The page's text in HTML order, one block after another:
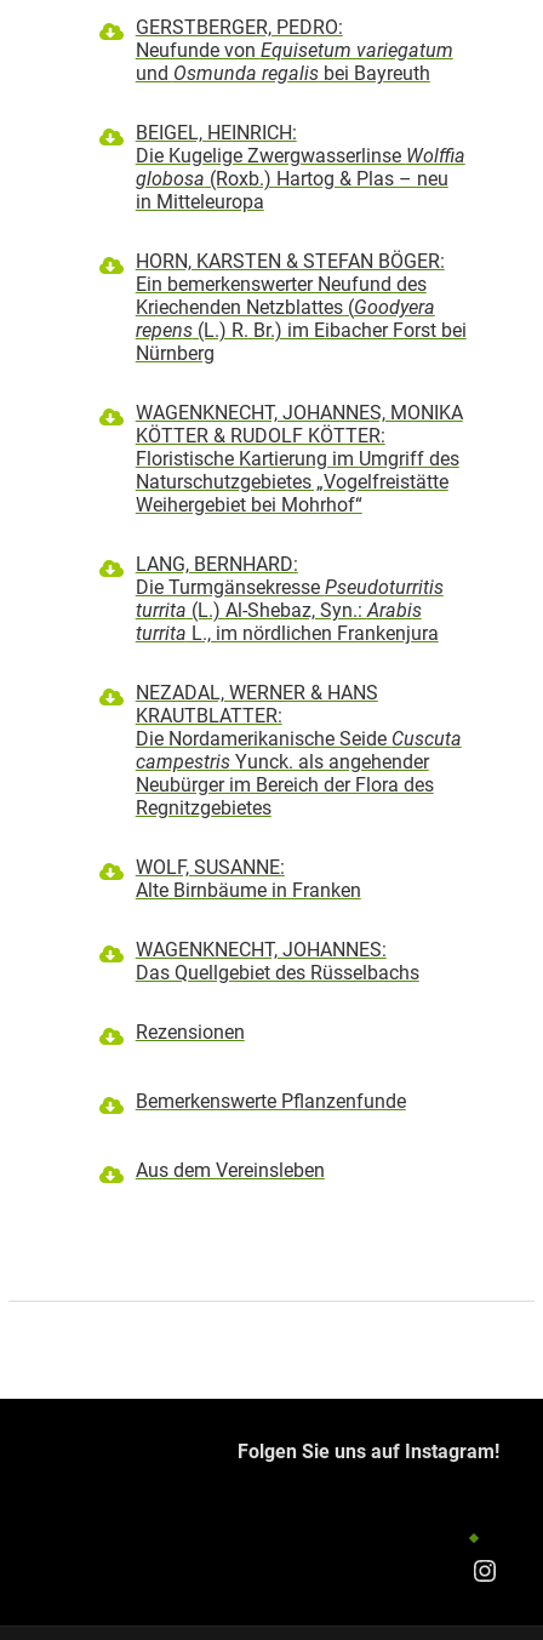
GERSTBERGER, PEDRO:
Neufunde von Equisetum variegatum
und Osmunda regalisbei Bayreuth
BEIGEL, HEINRICH:
Die Kugelige Zwergwasserlinse Wolffia
globosa (Roxb.) Hartog & Plas – neu
in Mitteleuropa
HORN, KARSTEN & STEFAN BÖGER:
Ein bemerkenswerter Neufund des
Kriechenden Netzblattes (Goodyera
repens(L.) R. Br.) im Eibacher Forst bei
Nürnberg
WAGENKNECHT, JOHANNES, MONIKA
KÖTTER & RUDOLF KÖTTER:
Floristische Kartierung im Umgriff des
Naturschutzgebietes „Vogelfreistätte
Weihergebiet bei Mohrhof“
LANG, BERNHARD:
Die Turmgänsekresse Pseudoturritis
turrita (L.) Al-Shebaz, Syn.: Arabis
turrita L., im nördlichen Frankenjura
NEZADAL, WERNER & HANS
KRAUTBLATTER:
Die Nordamerikanische Seide Cuscuta
campestrisYunck. als angehender
Neubürger im Bereich der Flora des
Regnitzgebietes
WOLF, SUSANNE:
Alte Birnbäume in Franken
WAGENKNECHT, JOHANNES:
Das Quellgebiet des Rüsselbachs
Rezensionen
Bemerkenswerte Pflanzenfunde
Aus dem Vereinsleben
Folgen Sie uns auf Instagram!